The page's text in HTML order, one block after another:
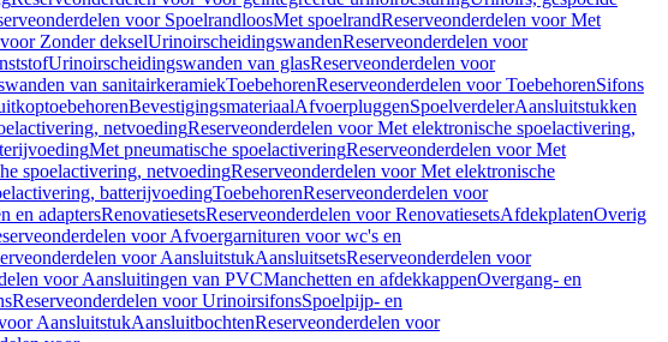
voor SpoelrandloosMet spoelrandReserveonderdelen voor Met
Zonder dekselUrinoirscheidingswandenReserveonderdelen voor
Urinoirscheidingswanden van glasReserveonderdelen voor
van sanitairkeramiekToebehorenReserveonderdelen voor ToebehorenSifons
BevestigingsmateriaalAfvoerpluggenSpoelverdelerAansluitstukken
netvoedingReserveonderdelen voor Met elektronische spoelactivering,
Met pneumatische spoelactiveringReserveonderdelen voor Met
spoelactivering, netvoedingReserveonderdelen voor Met elektronische
batterijvoedingToebehorenReserveonderdelen voor
en adaptersRenovatiesetsReserveonderdelen voor RenovatiesetsAfdekplatenOverig
voor Afvoergarnituren voor wc's en
voor AansluitstukAansluitsetsReserveonderdelen voor
voor Aansluitingen van PVCManchetten en afdekkappenOvergang- en
Reserveonderdelen voor UrinoirsifonsSpoelpijp- en
AansluitstukAansluitbochtenReserveonderdelen voor